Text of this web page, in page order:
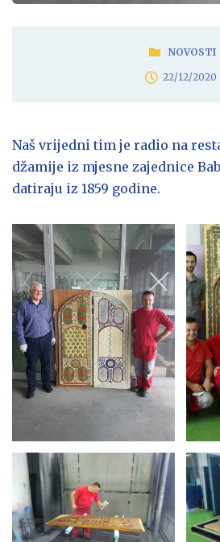
NOVOSTI
22/12/2020
Naš vrijedni tim je radio na
džamije iz mjesne zajednice
datiraju iz 1859 godine.